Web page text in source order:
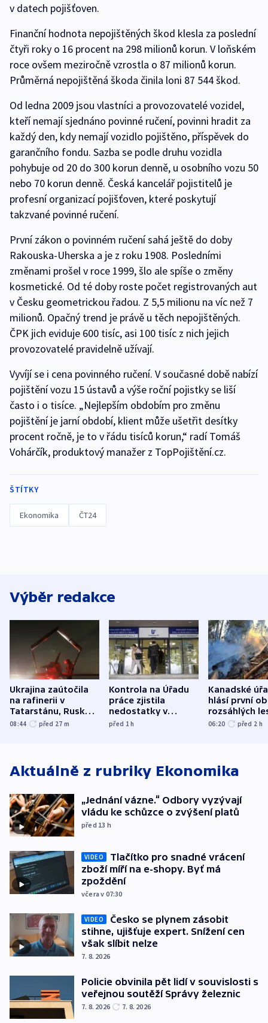
v datech pojišťoven.
Finanční hodnota nepojištěných škod klesla za poslední
čtyři roky o 16 procent na 298 milionů korun. V loňském
roce ovšem meziročně vzrostla o 87 milionů korun.
Průměrná nepojištěná škoda činila loni 87 544 škod.
Od ledna 2009 jsou vlastníci a provozovatelé vozidel,
kteří nemají sjednáno povinné ručení, povinni hradit za
každý den, kdy nemají vozidlo pojištěno, příspěvek do
garančního fondu. Sazba se podle druhu vozidla
pohybuje od 20 do 300 korun denně, u osobního vozu 50
nebo 70 korun denně. Česká kancelář pojistitelů je
profesní organizací pojišťoven, které poskytují
takzvané povinné ručení.
První zákon o povinném ručení sahá ještě do doby
Rakouska-Uherska a je z roku 1908. Posledními
změnami prošel v roce 1999, šlo ale spíše o změny
kosmetické. Od té doby roste počet registrovaných aut
v Česku geometrickou řadou. Z 5,5 milionu na víc než 7
milionů. Opačný trend je právě u těch nepojištěných.
ČPK jich eviduje 600 tisíc, asi 100 tisíc z nich jejich
provozovatelé pravidelně užívají.
Vyvíjí se i cena povinného ručení. V současné době nabízí
pojištění vozu 15 ústavů a výše roční pojistky se liší
často i o tisíce. „Nejlepším obdobím pro změnu
pojištění je jarní období, klient může ušetřit desítky
procent ročně, je to v řádu tisíců korun,“ radí Tomáš
Vohárčík, produktový manažer z TopPojištění.cz.
ŠTÍTKY
Ekonomika ČT24
Výběr redakce
Ukrajina zaútočila
na rafinerii v
Tatarstánu, Rusko
udeřilo na Sumy a
08:44 před 27 m
Kontrola na Úřadu
práce zjistila
nedostatky v
účetnictví za 5,6
před 1h
Kanadské
hlásí první
rozsáhlých
požárů
06:20 před 2 h
Aktuálně z rubriky Ekonomika
„Jednání vázne.“ Odbory vyzývají
vládu ke schůzce o zvýšení platů
před 13 h
VIDEO
Tlačítko pro snadné vrácení
zboží míří na e-shopy. Byť má
zpoždění
včera v 07:30
VIDEO
Česko se plynem zásobit
stihne, ujišťuje expert. Snížení cen
však slíbit nelze
7. 8. 2026
Policie obvinila pět lidí v souvislosti s
veřejnou soutěží Správy železnic
7. 8. 2026 7. 8. 2026